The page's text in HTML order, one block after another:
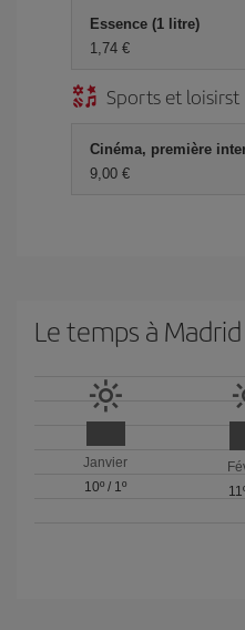
Essence (1 litre)
1,74 €
Sports et loisirst
Cinéma, première
9,00 €
Le temps à Madrid
Janvier
10º / 1º